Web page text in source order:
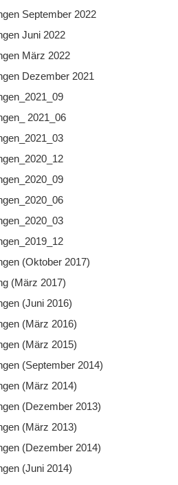
September 2022
Juni 2022
März 2022
Dezember 2021
2021_06
(Oktober 2017)
(März 2017)
(Juni 2016)
(März 2016)
(März 2015)
(September 2014)
(März 2014)
(Dezember 2013)
(März 2013)
(Dezember 2014)
(Juni 2014)